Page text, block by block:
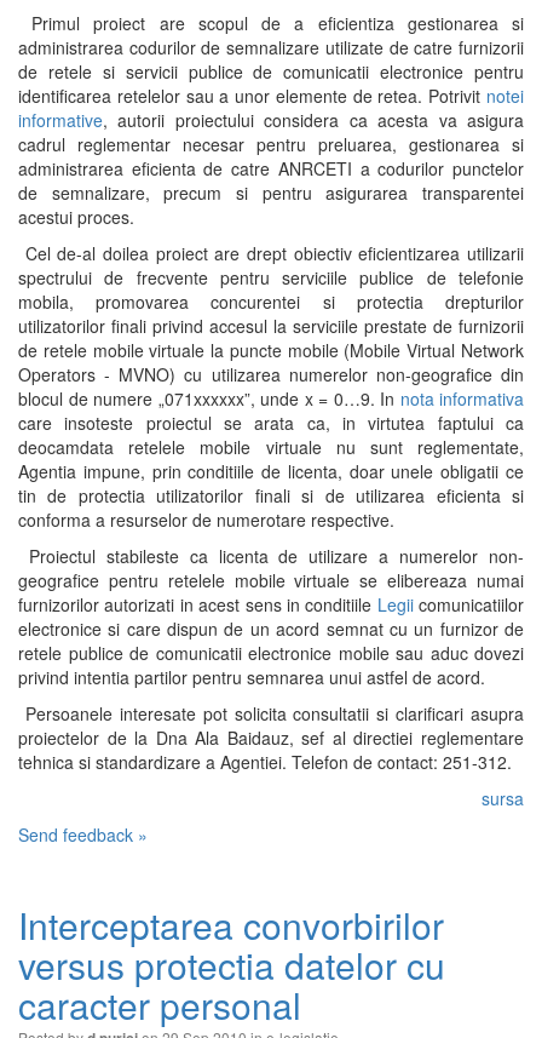
Primul proiect are scopul de a eficientiza gestionarea si
administrarea codurilor de semnalizare utilizate de catre furnizorii
de retele si servicii publice de comunicatii electronice pentru
identificarea retelelor sau a unor elemente de retea. Potrivit notei
informative, autorii proiectului considera ca acesta va asigura
cadrul reglementar necesar pentru preluarea, gestionarea si
administrarea eficienta de catre ANRCETI a codurilor punctelor
de semnalizare, precum si pentru asigurarea transparentei
acestui proces.
Cel de-al doilea proiect are drept obiectiv eficientizarea utilizarii
spectrului de frecvente pentru serviciile publice de telefonie
mobila, promovarea concurentei si protectia drepturilor
utilizatorilor finali privind accesul la serviciile prestate de furnizorii
de retele mobile virtuale la puncte mobile (Mobile Virtual Network
Operators - MVNO) cu utilizarea numerelor non-geografice din
blocul de numere „071xxxxxx”, unde x = 0…9. In nota informativa
care insoteste proiectul se arata ca, in virtutea faptului ca
deocamdata retelele mobile virtuale nu sunt reglementate,
Agentia impune, prin conditiile de licenta, doar unele obligatii ce
tin de protectia utilizatorilor finali si de utilizarea eficienta si
conforma a resurselor de numerotare respective.
Proiectul stabileste ca licenta de utilizare a numerelor non-
geografice pentru retelele mobile virtuale se elibereaza numai
furnizorilor autorizati in acest sens in conditiile Legiicomunicatiilor
electronice si care dispun de un acord semnat cu un furnizor de
retele publice de comunicatii electronice mobile sau aduc dovezi
privind intentia partilor pentru semnarea unui astfel de acord.
Persoanele interesate pot solicita consultatii si clarificari asupra
proiectelor de la Dna Ala Baidauz, sef al directiei reglementare
tehnica si standardizare a Agentiei. Telefon de contact: 251-312.
sursa
Send feedback »
Interceptarea convorbirilor
versus protectia datelor cu
caracter personal